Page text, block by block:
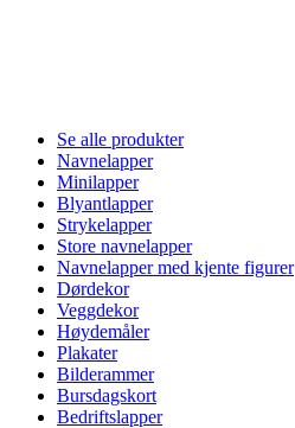
Se alle produkter
Navnelapper
Minilapper
Blyantlapper
Strykelapper
Store navnelapper
Navnelapper med kjente figurer
Dørdekor
Veggdekor
Høydemåler
Plakater
Bilderammer
Bursdagskort
Bedriftslapper